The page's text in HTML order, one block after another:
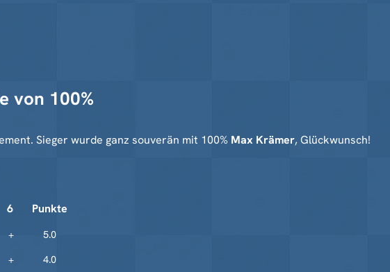
von 100%
Sieger wurde ganz souverän mit 100% Max Krämer, Glückwunsch!
6 Punkte
+
5.0
+
4.0